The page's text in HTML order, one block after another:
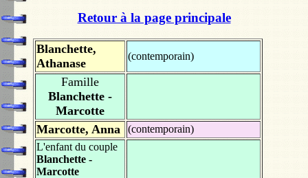
Retour à la page principale
Blanchette,
Athanase
(contemporain)
Famille
Blanchette -
Marcotte
Marcotte, Anna
(contemporain)
L'enfant du couple
Blanchette -
Marcotte